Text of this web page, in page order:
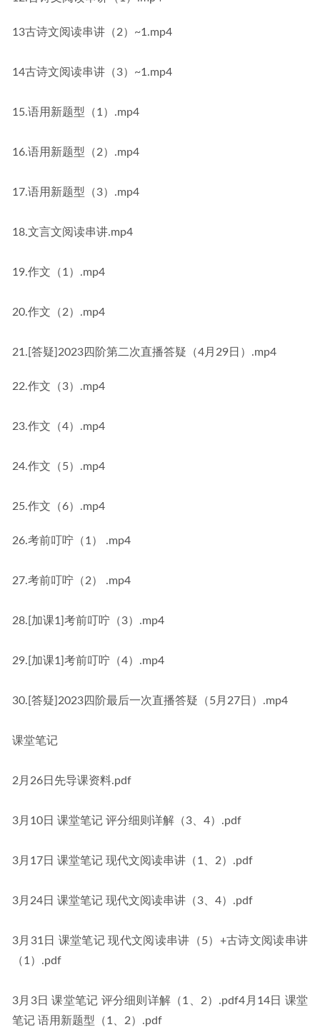
13古诗文阅读串讲（2）~1.mp4
14古诗文阅读串讲（3）~1.mp4
15.语用新题型（1）.mp4
16.语用新题型（2）.mp4
17.语用新题型（3）.mp4
18.文言文阅读串讲.mp4
19.作文（1）.mp4
20.作文（2）.mp4
21.[答疑]2023四阶第二次直播答疑（4月29日）.mp4
22.作文（3）.mp4
23.作文（4）.mp4
24.作文（5）.mp4
25.作文（6）.mp4
26.考前叮咛（1） .mp4
27.考前叮咛（2） .mp4
28.[加课1]考前叮咛（3）.mp4
29.[加课1]考前叮咛（4）.mp4
30.[答疑]2023四阶最后一次直播答疑（5月27日）.mp4
课堂笔记
2月26日先导课资料.pdf
3月10日 课堂笔记 评分细则详解（3、4）.pdf
3月17日 课堂笔记 现代文阅读串讲（1、2）.pdf
3月24日 课堂笔记 现代文阅读串讲（3、4）.pdf
3月31日 课堂笔记 现代文阅读串讲（5）+古诗文阅读串讲
（1）.pdf
3月3日 课堂笔记 评分细则详解（1、2）.pdf4月14日 课堂
笔记 语用新题型（1、2）.pdf